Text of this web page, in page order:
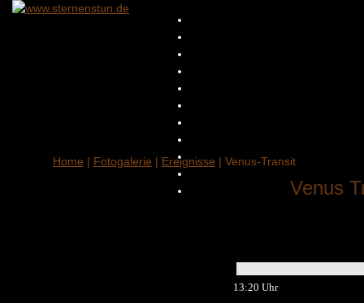
Home | Fotogalerie | Ereignisse | Venus-Transit
Venus
13:20 Uhr